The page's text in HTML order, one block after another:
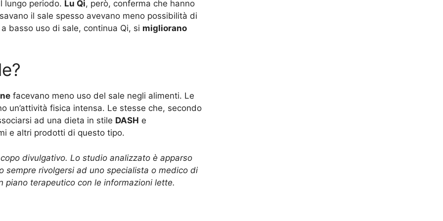
lungo periodo. Lu Qi, però, conferma che hanno
il sale spesso avevano meno possibilità di
basso uso di sale, continua Qi, si migliorano
facevano meno uso del sale negli alimenti. Le
un’attività fisica intensa. Le stesse che, secondo
ad una dieta in stile DASH e
e altri prodotti di questo tipo.
divulgativo. Lo studio analizzato è apparso
sempre rivolgersi ad uno specialista o medico di
terapeutico con le informazioni lette.